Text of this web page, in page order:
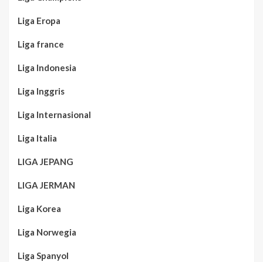
Liga Eropa
Liga france
Liga Indonesia
Liga Inggris
Liga Internasional
Liga Italia
LIGA JEPANG
LIGA JERMAN
Liga Korea
Liga Norwegia
Liga Spanyol